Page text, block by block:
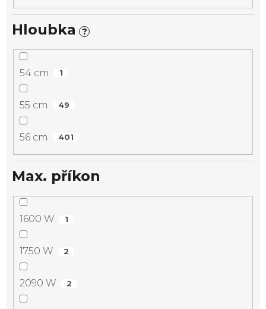
Hloubka ?
54 cm 1
55 cm 49
56 cm 401
Max. příkon
1600 W 1
1750 W 2
2090 W 2